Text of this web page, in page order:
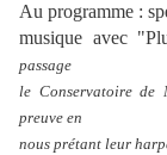
Au programme :
musique avec
passage
le Conservatoire de
preuve en
nous prétant leur